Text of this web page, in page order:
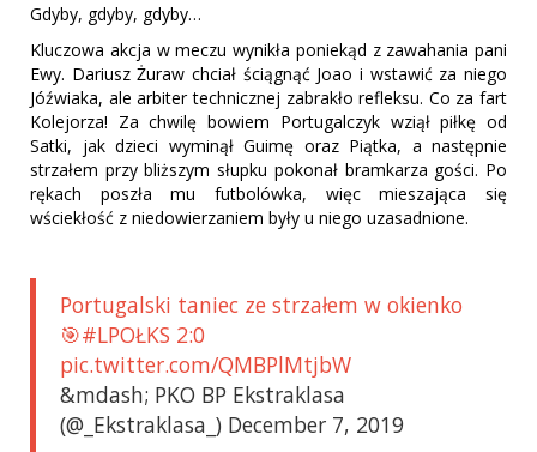
Gdyby, gdyby, gdyby…
Kluczowa akcja w meczu wynikła poniekąd z zawahania pani
Ewy. Dariusz Żuraw chciał ściągnąć Joao i wstawić za niego
Jóźwiaka, ale arbiter technicznej zabrakło refleksu. Co za fart
Kolejorza! Za chwilę bowiem Portugalczyk wziął piłkę od
Satki, jak dzieci wyminął Guimę oraz Piątka, a następnie
strzałem przy bliższym słupku pokonał bramkarza gości. Po
rękach poszła mu futbolówka, więc mieszająca się
wściekłość z niedowierzaniem były u niego uzasadnione.
Portugalski taniec ze strzałem w okienko
🎯#LPOŁKS 2:0
pic.twitter.com/QMBPlMtjbW
&mdash; PKO BP Ekstraklasa
(@_Ekstraklasa_) December 7, 2019